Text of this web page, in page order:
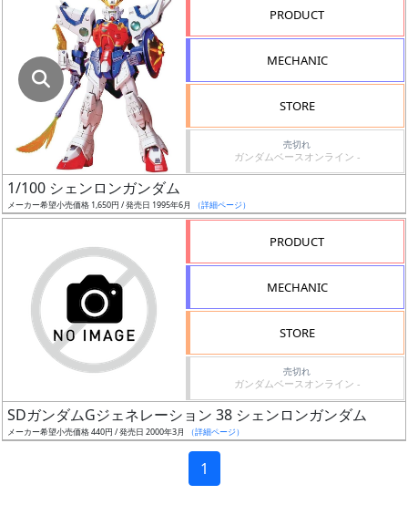
割
引
PRODUCT
MECHANIC
STORE
売切れ
ガンダムベースオンライン -
1/100 シェンロンガンダム
メーカー希望小売価格 1,650円 / 発売日 1995年6月 （詳細ページ）
PRODUCT
MECHANIC
STORE
売切れ
ガンダムベースオンライン -
SDガンダムGジェネレーション 38 シェンロンガンダム
メーカー希望小売価格 440円 / 発売日 2000年3月 （詳細ページ）
1